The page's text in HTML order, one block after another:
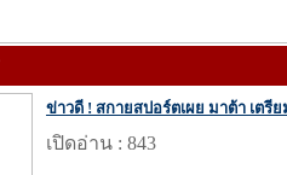
ข่าวดี ! สกายสปอร์ตเผย มาต้า เต
เปิดอ่าน : 843